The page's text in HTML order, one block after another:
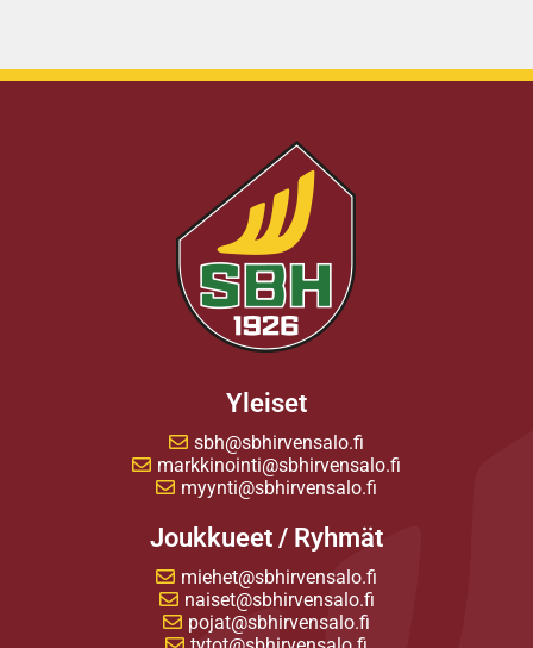
Yleiset
sbh@sbhirvensalo.fi
markkinointi@sbhirvensalo.fi
myynti@sbhirvensalo.fi
Joukkueet / Ryhmät
miehet@sbhirvensalo.fi
naiset@sbhirvensalo.fi
pojat@sbhirvensalo.fi